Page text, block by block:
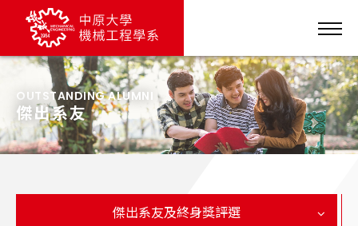
OUTSTANDING ALUMNI
傑出系友
傑出系友及終身獎評選